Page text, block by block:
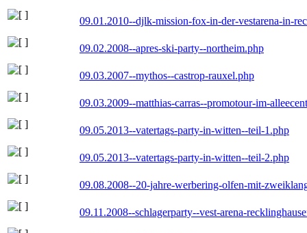
09.01.2010--djlk-mission-fox-in-der-vestarena-in-
09.02.2008--apres-ski-party--northeim.php
09.03.2007--mythos--castrop-rauxel.php
09.03.2009--matthias-carras--promotour-im-
09.05.2013--vatertags-party-in-witten--teil-1.php
09.05.2013--vatertags-party-in-witten--teil-2.php
09.08.2008--20-jahre-werbering-olfen-mit-
09.11.2008--schlagerparty--vest-arena-